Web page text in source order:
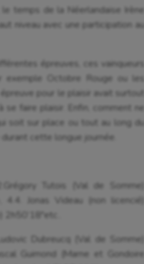
temps de la Néerlandaise Irène
niveau avec une participation au
épreuves, ces vainqueurs
Octobre Rouge ou les
pour le plaisir avait surtout
se faire plaisir. Enfin, comment ne
soit sur place ou tout au long du
cette longue journée.
Tutois (Val de Somme)
Jonas Videau (non licencié)
Dubreucq (Val de Somme)
Guimond (Marne et Gondoire